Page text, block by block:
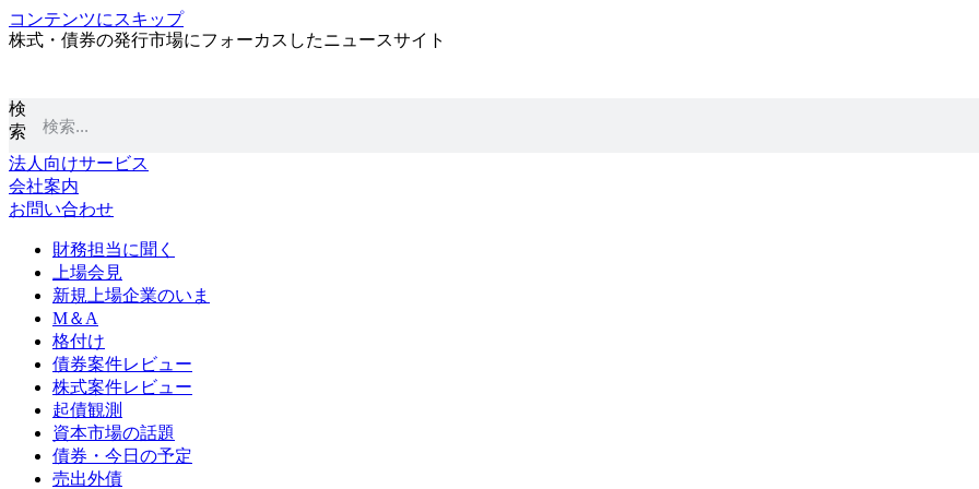
コンテンツにスキップ
株式・債券の発行市場にフォーカスしたニュースサイト
検
索
法人向けサービス
会社案内
お問い合わせ
財務担当に聞く
上場会見
新規上場企業のいま
M＆A
格付け
債券案件レビュー
株式案件レビュー
起債観測
資本市場の話題
債券・今日の予定
売出外債